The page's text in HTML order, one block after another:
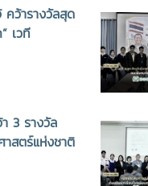
ว้ารางวัลสุด
เวที
3 รางวัล
าสตร์แห่งชาติ